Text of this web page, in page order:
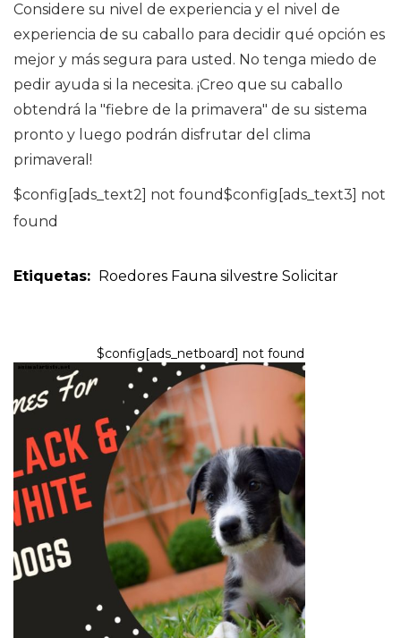
Considere su nivel de experiencia y el nivel de
experiencia de su caballo para decidir qué opción es
mejor y más segura para usted. No tenga miedo de
pedir ayuda si la necesita. ¡Creo que su caballo
obtendrá la "fiebre de la primavera" de su sistema
pronto y luego podrán disfrutar del clima
primaveral!
$config[ads_text2] not found$config[ads_text3] not
found
Etiquetas: Roedores Fauna silvestre Solicitar
$config[ads_netboard] not found
PERROS
Más de 100 nombres de perros
en blanco y negro creativos,
lindos y geniales
8,2026